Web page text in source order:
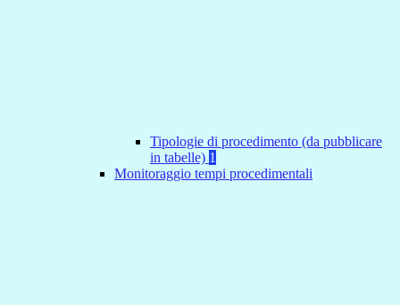
Tipologie di procedimento (da pubblicare
in tabelle) 1
Monitoraggio tempi procedimentali